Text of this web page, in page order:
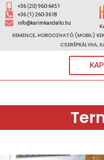
+36 (20) 960-6451
+36 (1) 260-3618
info@karimkandallo.hu
KEMENCE, HORDOZHATÓ (MOBIL)
CSERÉPKÁLYHA,